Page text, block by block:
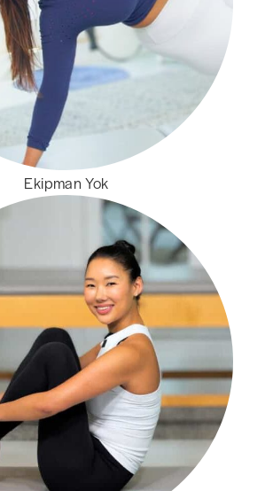
Ekipman Yok